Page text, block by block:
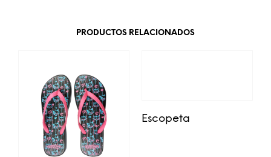
PRODUCTOS RELACIONADOS
Escopeta